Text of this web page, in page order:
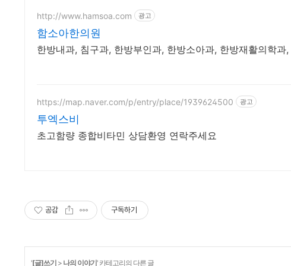
http://www.hamsoa.com 광고
함소아한의원
한방내과, 침구과, 한방부인과, 한방소아과, 한방재활의학과
https://map.naver.com/p/entry/place/1939624500 광고
투엑스비
초고함량 종합비타민 상담환영 연락주세요
공감 구독하기
'[글]쓰기> 나의 이야기' 카테고리의 다른 글